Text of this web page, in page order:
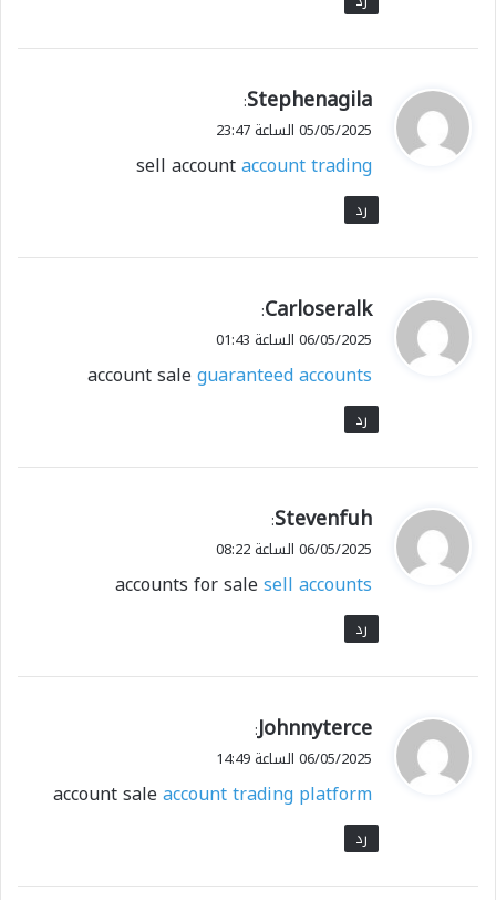
ي
ق
ل
Stephenagila
:
05/05/2025 الساعة 23:47
sell accountaccount trading
رد
ي
ق
ل
Carloseralk
:
06/05/2025 الساعة 01:43
account saleguaranteed accounts
رد
ي
ق
ل
Stevenfuh
:
06/05/2025 الساعة 08:22
accounts for salesell accounts
رد
ي
ق
ل
Johnnyterce
:
06/05/2025 الساعة 14:49
account saleaccount trading platform
رد